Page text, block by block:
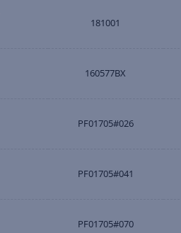
181001
160577BX
PF01705#026
PF01705#041
PF01705#070